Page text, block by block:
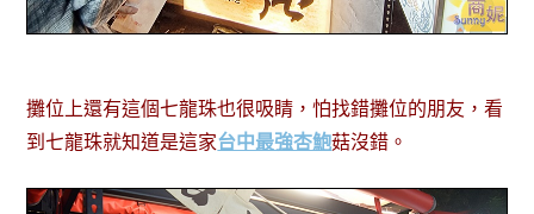
攤位上還有這個七龍珠也很吸睛，怕找錯攤位的朋友，看
到七龍珠就知道是這家台中最強杏鮑菇沒錯。